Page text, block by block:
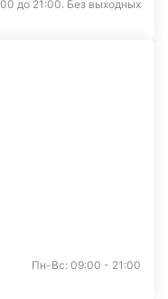
до 21:00. Без выходных
Пн-Вс: 09:00 - 21:00